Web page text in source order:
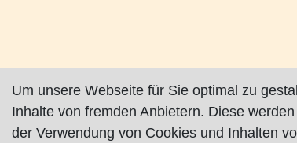
Um unsere Webseite für Sie optimal zu
Inhalte von fremden Anbietern. Diese
der Verwendung von Cookies und Inhalten